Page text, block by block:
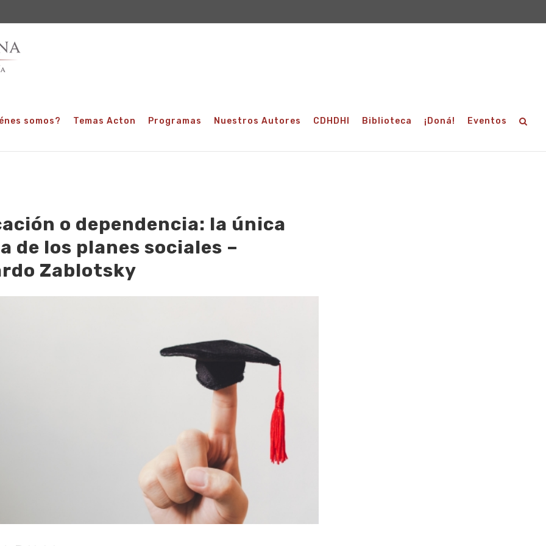
somos? Temas Acton Programas Nuestros Autores CDHDHI Biblioteca ¡Doná! Eventos
o dependencia: la única
de los planes sociales –
Zablotsky